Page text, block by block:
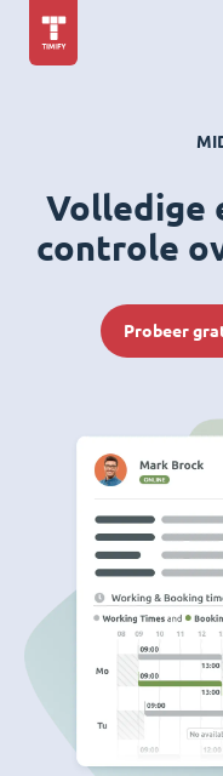
Volledige
controle
Probeer